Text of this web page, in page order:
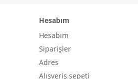
Hesabım
Hesabım
Siparişler
Adres
Alışveriş sepeti